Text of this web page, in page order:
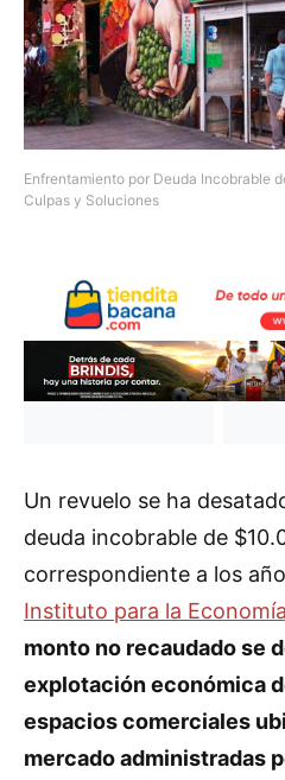
Enfrentamiento por Deuda Incobrable
Culpas y Soluciones
Un revuelo se ha
deuda incobrable de
correspondiente a los
Instituto para la
monto no recaudado se
explotación económica
espacios comerciales
mercado administradas